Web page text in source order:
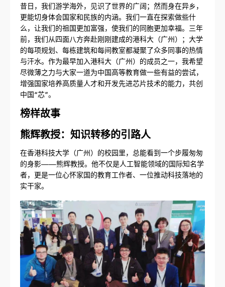
昔日，我们游学海外，见识了世界的广阔；然而身在异乡，
更能切身体会国家和民族的内涵。我们一直在探索做些什
么，让我们的祖国更加富强，使我们的同胞更加幸福。三年
前，我们从四面八方奔赴刚刚建成的港科大（广州）；大学
的每项规划、每栋建筑和每间教室都凝聚了众多同事的热情
与汗水。作为最早加入港科大（广州）的成员之一，我希望
尽微薄之力与大家一道为中国高等教育做一些有益的尝试，
增强国家培养高质量人才和开发先进芯片技术的能力，共创
中国“芯”。
榜样故事
熊辉教授：知识转移的引路人
在香港科技大学（广州）的校园里，总能看到一个步履匆匆
的身影——熊辉教授。他不仅是人工智能领域的国际知名学
者，更是一位心怀家国的教育工作者、一位推动科技落地的
实干家。